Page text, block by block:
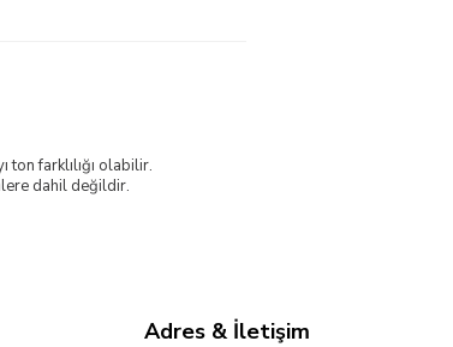
ton farklılığı olabilir.
dahil değildir.
Adres & İletişim